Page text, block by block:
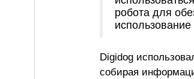
робота для
Digidog
собирая